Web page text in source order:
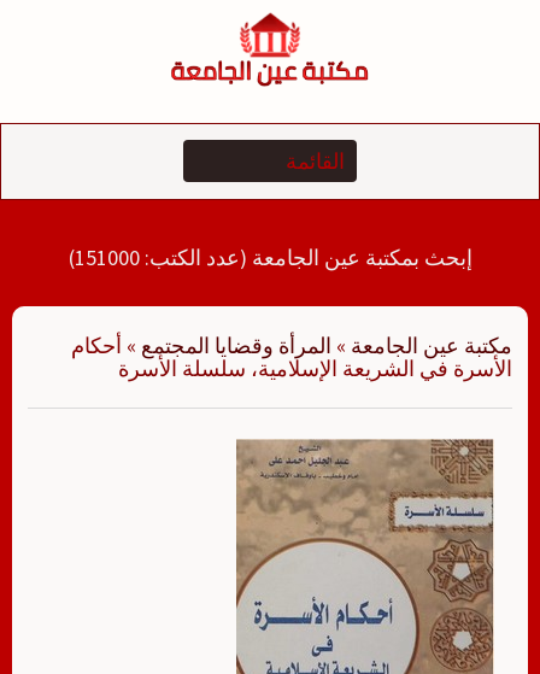
إبحث بمكتبة عين الجامعة (عدد الكتب: 151000)
مكتبة عين الجامعة » المرأة وقضايا المجتمع » أحكام
الأسرة في الشريعة الإسلامية، سلسلة الأسرة